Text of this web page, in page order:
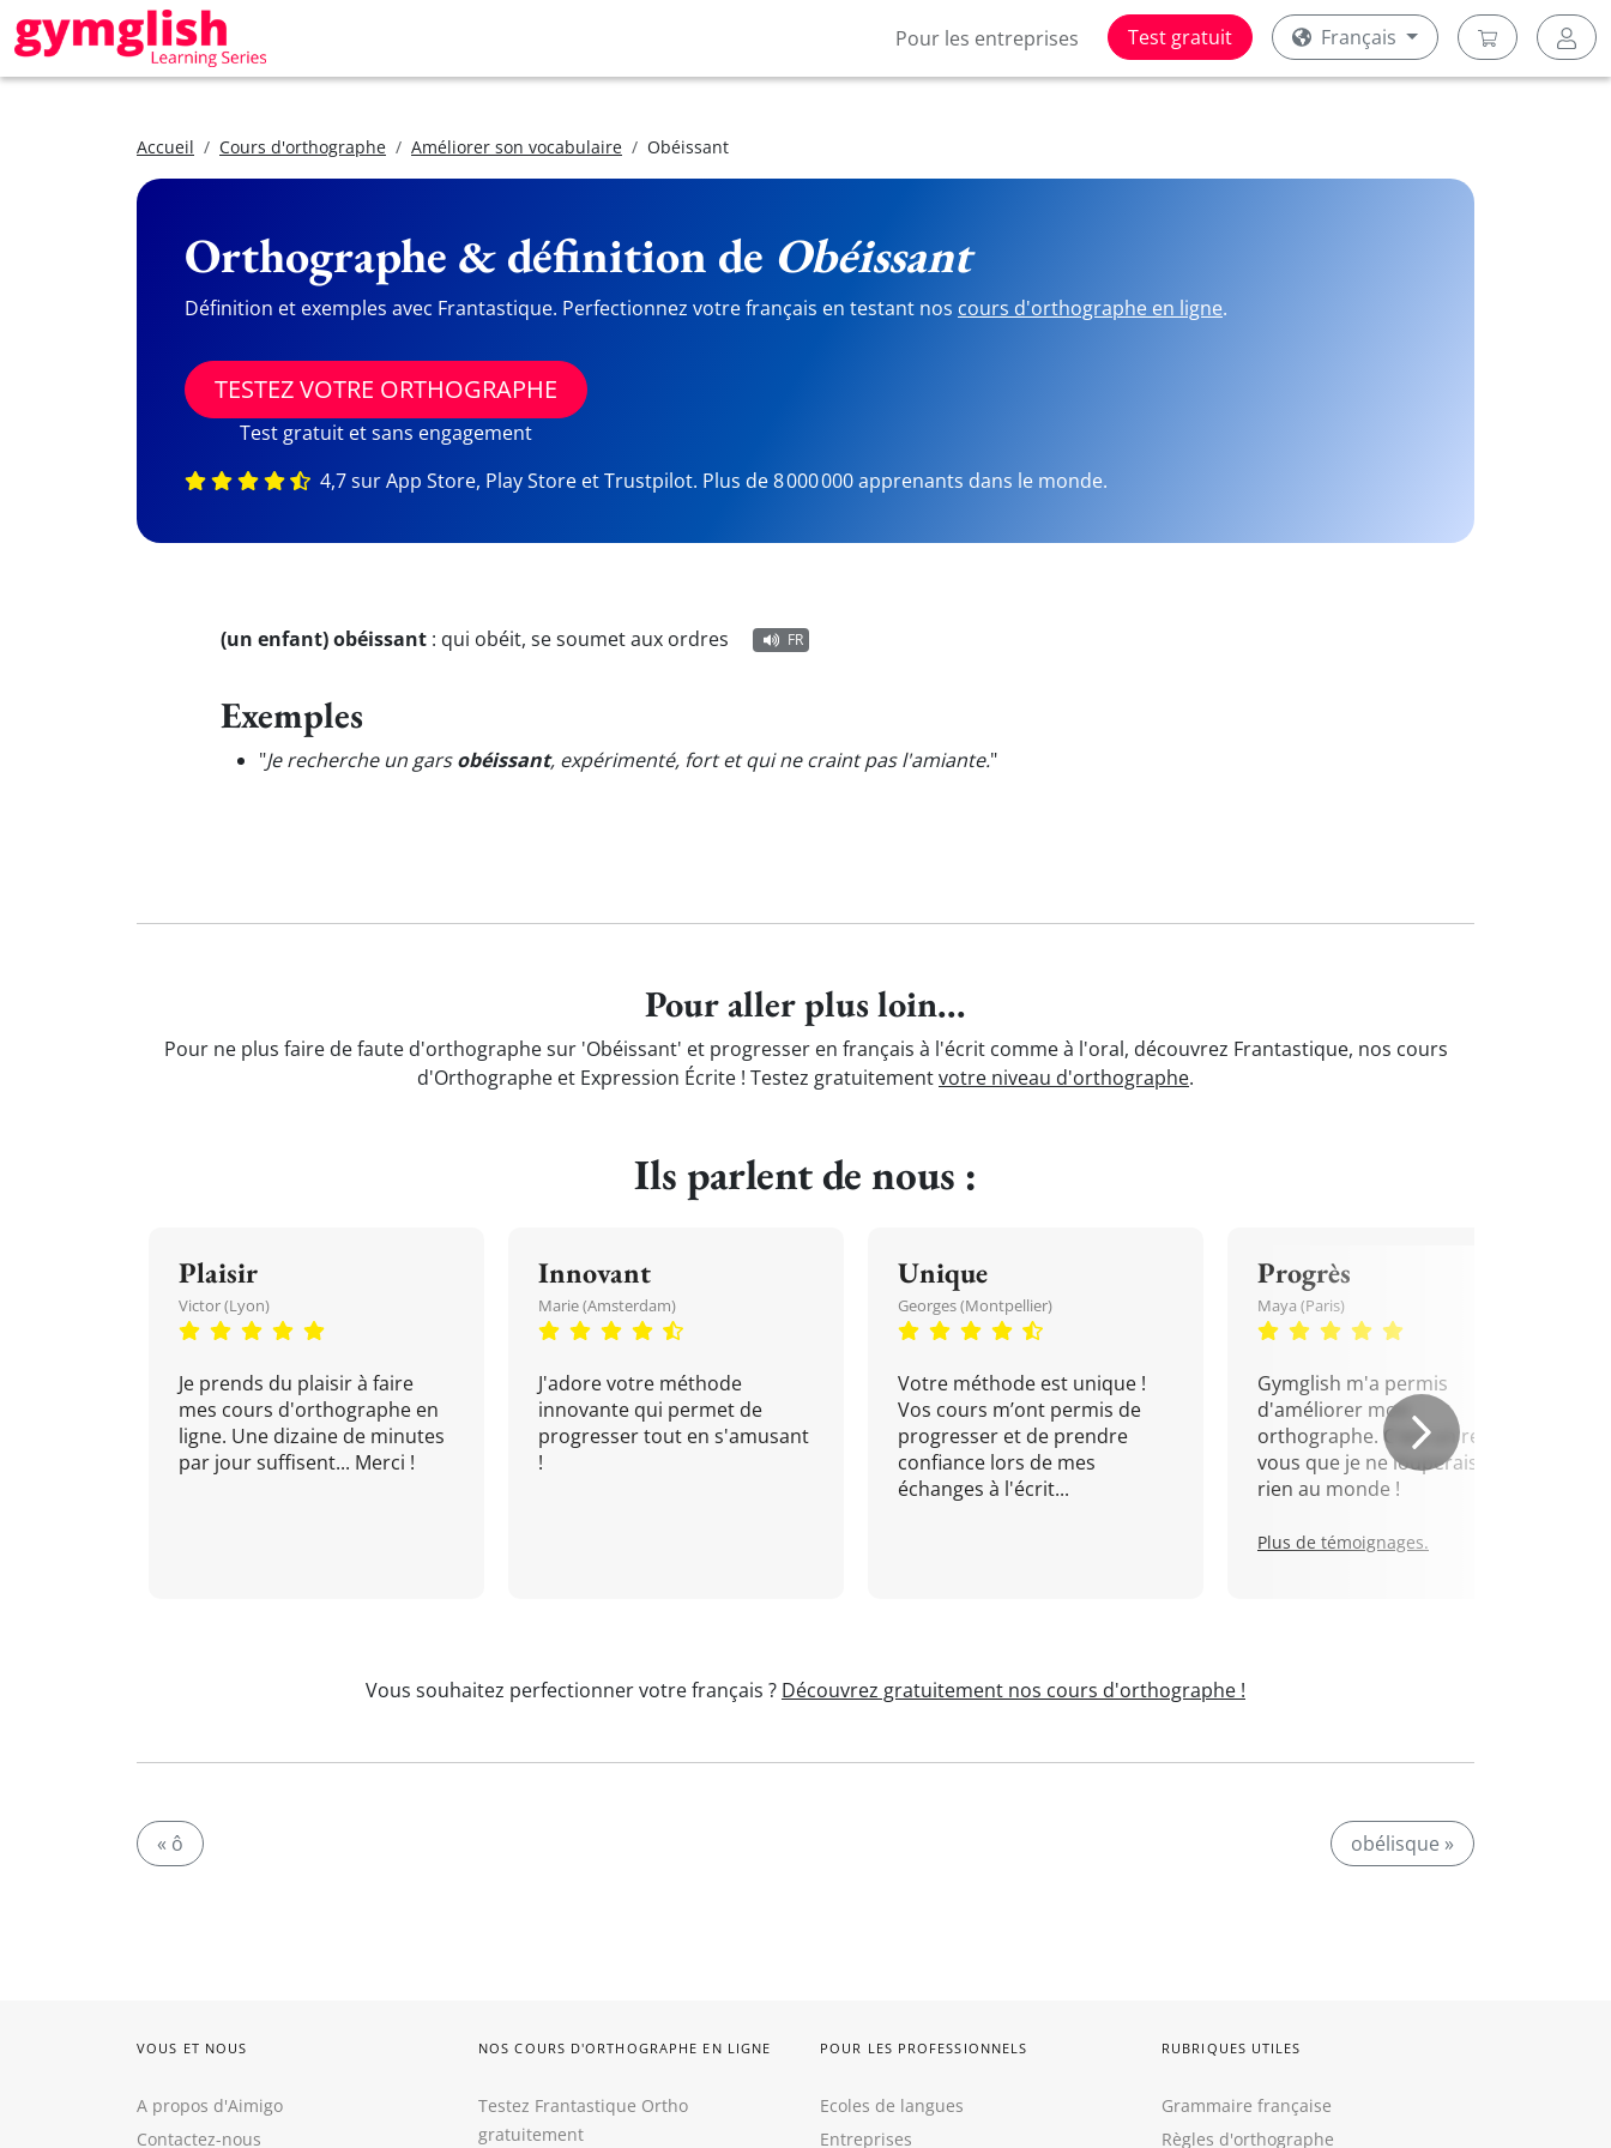
Pour les entreprises Test gratuit Français
Accueil Cours d'orthographe Améliorer son vocabulaire Obéissant
Orthographe & définition de Obéissant
Définition et exemples avec Frantastique. Perfectionnez votre français en testant nos cours d'orthographe en ligne.
TESTEZ VOTRE ORTHOGRAPHE
Test gratuit et sans engagement
4,7 sur App Store, Play Store et Trustpilot. Plus de 8 000 000 apprenants dans le monde.
(un enfant) obéissant : qui obéit, se soumet aux ordres FR
Exemples
"Je recherche un garsobéissant, expérimenté, fort et qui ne craint pas l'amiante."
Pour aller plus loin...
Pour ne plus faire de faute d'orthographe sur 'Obéissant' et progresser en français à l'écrit comme à l'oral, découvrez Frantastique, nos cours
d'Orthographe et Expression Écrite ! Testez gratuitementvotre niveau d'orthographe.
Ils parlent de nous :
Plaisir
Victor (Lyon)
Je prends du plaisir à faire
mes cours d'orthographe en
ligne. Une dizaine de minutes
par jour suffisent... Merci !
Innovant
Marie (Amsterdam)
J'adore votre méthode
innovante qui permet de
progresser tout en s'amusant
!
Unique
Georges (Montpellier)
Votre méthode est unique !
Vos cours m’ont permis de
progresser et de prendre
confiance lors de mes
échanges à l'écrit...
Progrès
Maya (Paris)
Gymglish m'a permis
d'améliorer mon
orthographe. C'est un rendez-
vous que je ne louperais pour
rien au monde !
Plus de témoignages.
Vous souhaitez perfectionner votre français ? Découvrez gratuitement nos cours d'orthographe !
« ô obélisque »
VOUS ET NOUS
A propos d'Aimigo
Contactez-nous
NOS COURS D'ORTHOGRAPHE EN LIGNE
Testez Frantastique Ortho
gratuitement
POUR LES PROFESSIONNELS
Ecoles de langues
Entreprises
RUBRIQUES UTILES
Grammaire française
Règles d'orthographe